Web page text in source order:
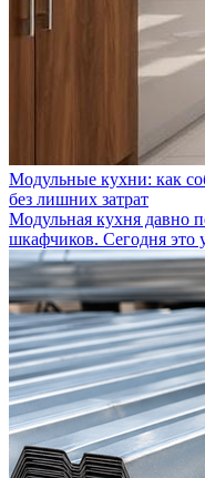
Модульные кухни: как
без лишних затрат
Модульная кухня давно
шкафчиков. Сегодня это